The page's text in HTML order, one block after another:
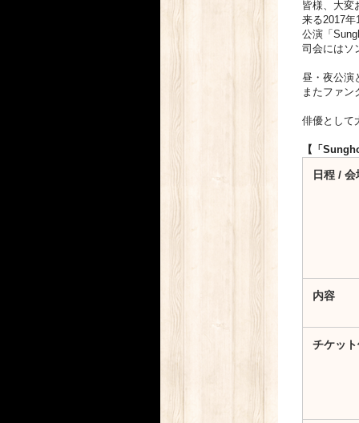
皆様、大変
来る2017
公演「
司会にはソ
昼・夜公演
またファン
俳優として
【「
日程 /
内容
チケッ